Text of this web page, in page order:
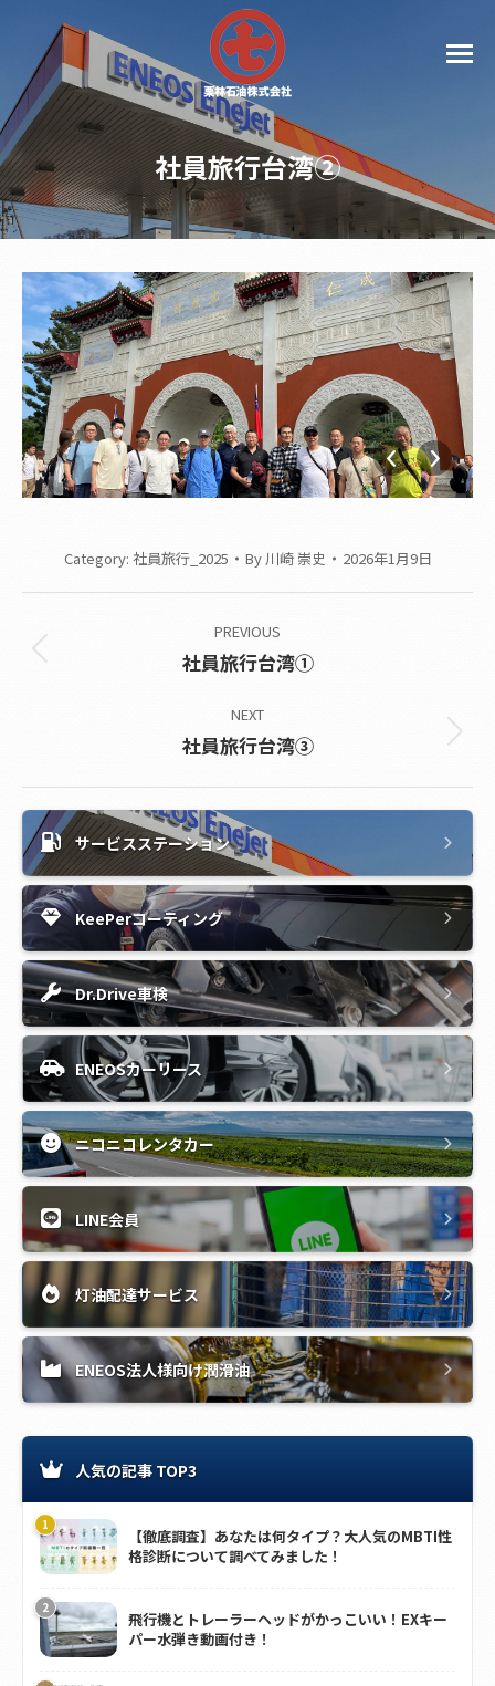
社員旅行台湾②
Category: 社員旅行_2025 By 川崎 崇史 2026年1月9日
navigation
PREVIOUS
Previous
社員旅行台湾①
NEXT
Next
社員旅行台湾③
サービスステーション
KeePerコーティング
Dr.Drive車検
ENEOSカーリース
ニコニコレンタカー
LINE会員
灯油配達サービス
ENEOS法人様向け潤滑油
人気の記事 TOP3
【徹底調査】あなたは何タイプ？大人気のMBTI性
格診断について調べてみました！
飛行機とトレーラーヘッドがかっこいい！EXキー
パー水弾き動画付き！